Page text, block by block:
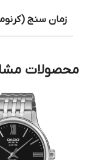
زمان سنج
محصولات